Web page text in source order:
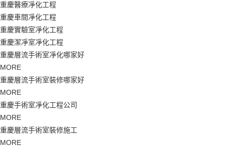
重慶醫療凈化工程
重慶車間凈化工程
重慶實驗室凈化工程
重慶潔凈室凈化工程
重慶層流手術室凈化哪家好
MORE
重慶層流手術室裝修哪家好
MORE
重慶手術室凈化工程公司
MORE
重慶層流手術室裝修施工
MORE